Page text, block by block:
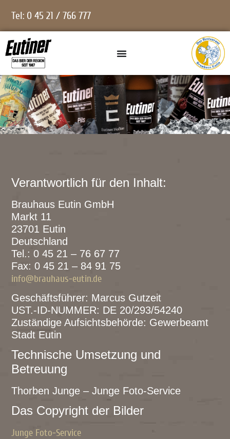
Tel: 0 45 21 / 766 777
Verantwortlich für den Inhalt:
Brauhaus Eutin GmbH
Markt 11
23701 Eutin
Deutschland
Tel.: 0 45 21 – 76 67 77
Fax: 0 45 21 – 84 91 75
info@brauhaus-eutin.de
Geschäftsführer: Marcus Gutzeit
UST.-ID-NUMMER: DE 20/293/54240
Zuständige Aufsichtsbehörde: Gewerbeamt
Stadt Eutin
Technische Umsetzung und
Betreuung
Thorben Junge – Junge Foto-Service
Das Copyright der Bilder
Junge Foto-Service